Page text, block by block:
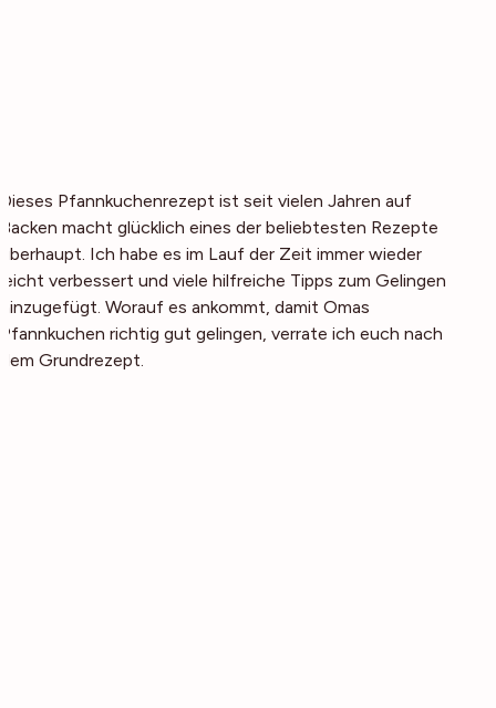
Dieses Pfannkuchenrezept ist seit vielen Jahren auf
Backen macht glücklich eines der beliebtesten Rezepte
überhaupt. Ich habe es im Lauf der Zeit immer wieder
leicht verbessert und viele hilfreiche Tipps zum Gelingen
hinzugefügt. Worauf es ankommt, damit Omas
Pfannkuchen richtig gut gelingen, verrate ich euch nach
dem Grundrezept.